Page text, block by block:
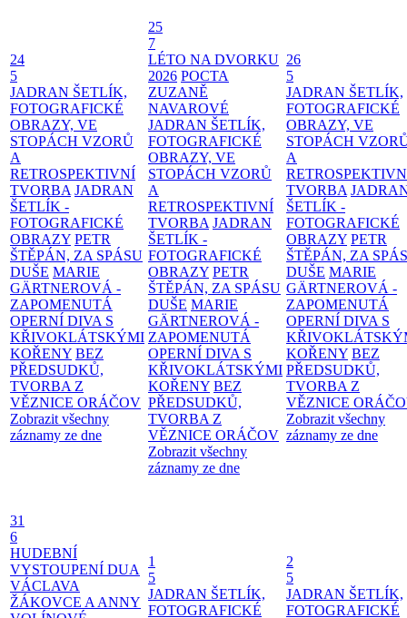
24
5
JADRAN ŠETLÍK,
FOTOGRAFICKÉ
OBRAZY, VE
STOPÁCH VZORŮ
A
RETROSPEKTIVNÍ
TVORBA JADRAN
ŠETLÍK -
FOTOGRAFICKÉ
OBRAZY PETR
ŠTĚPÁN, ZA SPÁSU
DUŠE MARIE
GÄRTNEROVÁ -
ZAPOMENUTÁ
OPERNÍ DIVA S
KŘIVOKLÁTSKÝMI
KOŘENY BEZ
PŘEDSUDKŮ,
TVORBA Z
VĚZNICE ORÁČOV
Zobrazit všechny
záznamy ze dne
25
7
LÉTO NA DVORKU
2026 POCTA
ZUZANĚ
NAVAROVÉ
JADRAN ŠETLÍK,
FOTOGRAFICKÉ
OBRAZY, VE
STOPÁCH VZORŮ
A
RETROSPEKTIVNÍ
TVORBA JADRAN
ŠETLÍK -
FOTOGRAFICKÉ
OBRAZY PETR
ŠTĚPÁN, ZA SPÁSU
DUŠE MARIE
GÄRTNEROVÁ -
ZAPOMENUTÁ
OPERNÍ DIVA S
KŘIVOKLÁTSKÝMI
KOŘENY BEZ
PŘEDSUDKŮ,
TVORBA Z
VĚZNICE ORÁČOV
Zobrazit všechny
záznamy ze dne
26
5
JADRAN ŠETLÍK,
FOTOGRAFICKÉ
OBRAZY, VE
STOPÁCH
A
TVORBA
ŠETLÍK -
FOTOGRAFICKÉ
OBRAZY PETR
ŠTĚPÁN, ZA
DUŠE MARIE
GÄRTNEROVÁ -
ZAPOMENUTÁ
OPERNÍ DIVA S
KOŘENY BEZ
PŘEDSUDKŮ,
TVORBA Z
VĚZNICE
Zobrazit všechny
záznamy ze dne
31
6
HUDEBNÍ
VYSTOUPENÍ DUA
VÁCLAVA
ŽÁKOVCE A ANNY
1
5
JADRAN ŠETLÍK,
FOTOGRAFICKÉ
2
5
JADRAN ŠETLÍK,
FOTOGRAFICKÉ